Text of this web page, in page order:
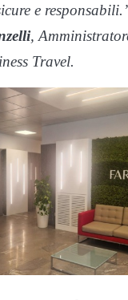
e
,
Travel.